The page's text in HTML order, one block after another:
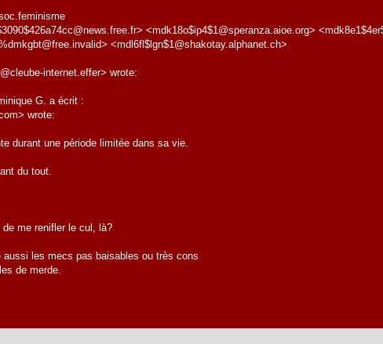
<mdk18o$ip4$1@speranza.aioe.org>
<mdl6fl$lgn$1@shakotay.alphanet.ch>
internet.effer> wrote:
G. a écrit :
wrote:
durant une période limitée dans sa vie.
du tout.
me renifler le cul, là?
aussi les mecs pas baisables ou très cons
de merde.